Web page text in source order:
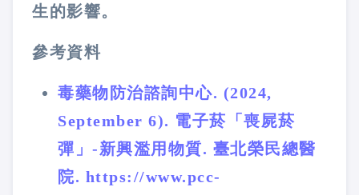
生的影響。
參考資料
毒藥物防治諮詢中心. (2024,
September 6). 電子菸「喪屍菸
彈」-新興濫用物質. 臺北榮民總醫
院. https://www.pcc-